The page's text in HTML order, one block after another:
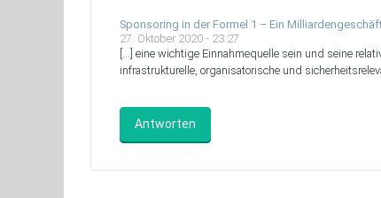
Sponsoring in der Formel 1 – Ein
27. Oktober 2020 - 23:27
[…] eine wichtige Einnahmequelle sein und seine
infrastrukturelle, organisatorische und
Antworten